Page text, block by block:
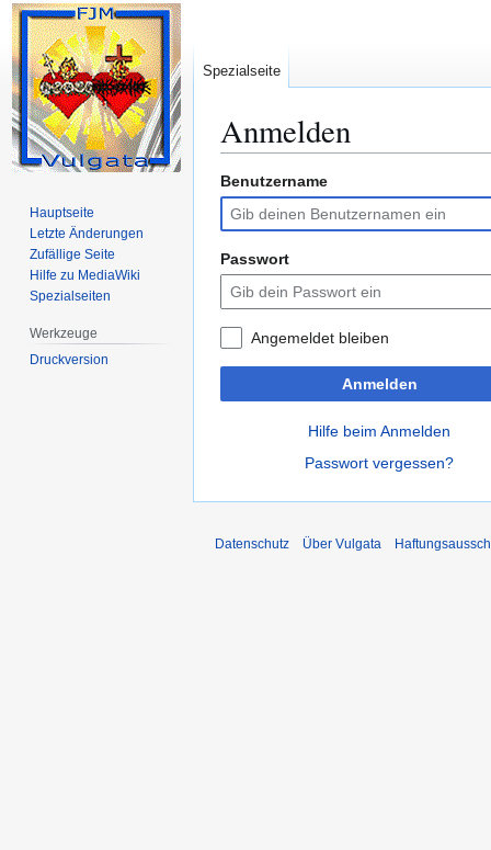
Anmelden
Zur
Navigation
springen
Zur
Suche
springen
Benutzername
Passwort
Angemeldet bleiben
Anmelden
Hilfe beim Anmelden
Passwort vergessen?
Spezialseite
Hauptseite
Letzte Änderungen
Zufällige Seite
Hilfe zu MediaWiki
Spezialseiten
Werkzeuge
Druckversion
Datenschutz Über Vulgata